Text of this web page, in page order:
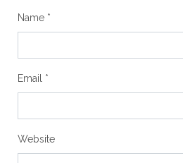
Name *
Email *
Website